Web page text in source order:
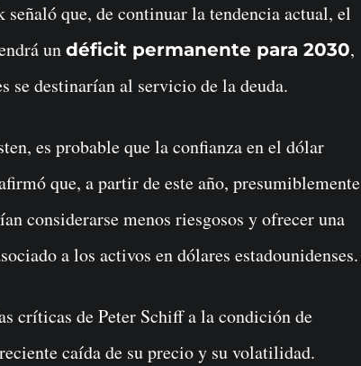
que, de continuar la tendencia actual, el
un déficit permanente para 2030,
se destinarían al servicio de la deuda.
es probable que la confianza en el dólar
que, a partir de este año, presumiblemente
considerarse menos riesgosos y ofrecer una
a los activos en dólares estadounidenses.
críticas de Peter Schiff a la condición de
caída de su precio y su volatilidad.